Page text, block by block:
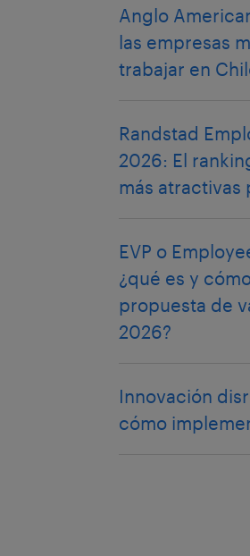
Anglo
las empresas
trabajar en
Randstad
2026: El
más atractivas
EVP o
¿qué es y
propuesta de
2026?
Innovación
cómo